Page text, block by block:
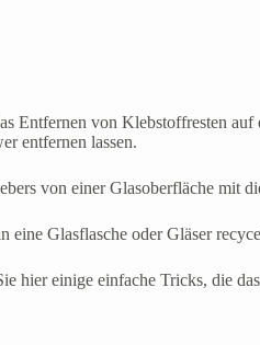
Entfernen von Klebstoffresten
entfernen lassen.
von einer Glasoberfläche mit
eine Glasflasche oder Gläser
hier einige einfache Tricks, die